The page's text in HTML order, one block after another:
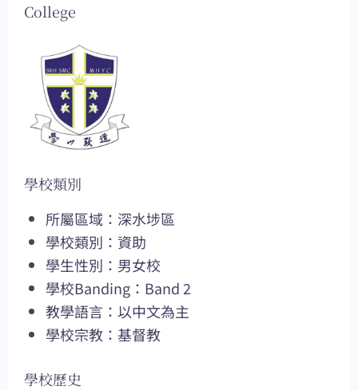
College
學校類別
所屬區域：深水埗區
學校類別：資助
學生性別：男女校
學校Banding：Band 2
教學語言：以中文為主
學校宗教：基督教
學校歷史